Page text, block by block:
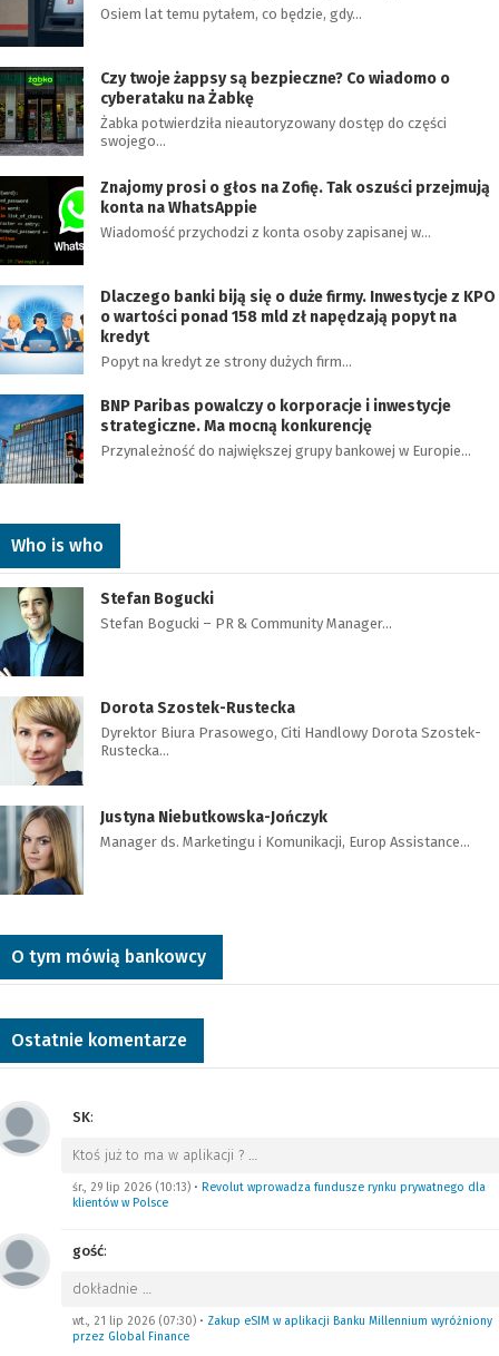
Osiem lat temu pytałem, co będzie, gdy…
Czy twoje żappsy są bezpieczne? Co wiadomo o
cyberataku na Żabkę
Żabka potwierdziła nieautoryzowany dostęp do części
swojego…
Znajomy prosi o głos na Zofię. Tak oszuści przejmują
konta na WhatsAppie
Wiadomość przychodzi z konta osoby zapisanej w…
Dlaczego banki biją się o duże firmy. Inwestycje z KPO
o wartości ponad 158 mld zł napędzają popyt na
kredyt
Popyt na kredyt ze strony dużych firm…
BNP Paribas powalczy o korporacje i inwestycje
strategiczne. Ma mocną konkurencję
Przynależność do największej grupy bankowej w Europie…
Who is who
Stefan Bogucki
Stefan Bogucki – PR & Community Manager…
Dorota Szostek-Rustecka
Dyrektor Biura Prasowego, Citi Handlowy Dorota Szostek-
Rustecka…
Justyna Niebutkowska-Jończyk
Manager ds. Marketingu i Komunikacji, Europ Assistance…
O tym mówią bankowcy
Ostatnie komentarze
SK:
Ktoś już to ma w aplikacji ? …
śr., 29 lip 2026 (10:13) • Revolut wprowadza fundusze rynku prywatnego dla
klientów w Polsce
gość:
dokładnie …
wt., 21 lip 2026 (07:30) • Zakup eSIM w aplikacji Banku Millennium wyróżniony
przez Global Finance